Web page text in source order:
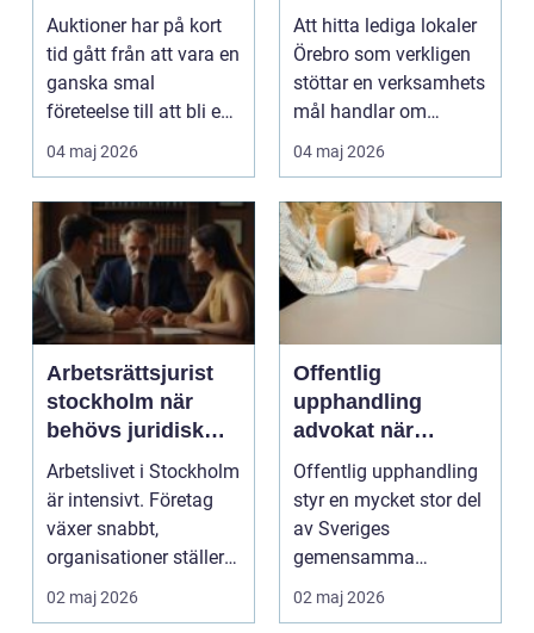
Auktioner har på kort
tid gått från att vara en
ganska smal
företeelse till att bli en
naturlig del ...
04 maj 2026
för långsiktig
tillväxt
Att hitta lediga lokaler
Örebro som verkligen
stöttar en verksamhets
mål handlar om
mycket mer än kv...
04 maj 2026
Arbetsrättsjurist
stockholm när
behövs juridisk
hjälp i arbetslivet?
Arbetslivet i Stockholm
är intensivt. Företag
växer snabbt,
organisationer ställer
om och branscher ...
02 maj 2026
Offentlig
upphandling
advokat när
juridiken avgör
affären
Offentlig upphandling
styr en mycket stor del
av Sveriges
gemensamma
ekonomi. Kommuner,
regioner och...
02 maj 2026